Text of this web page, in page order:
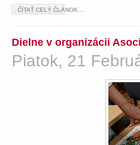
ČÍTAŤ CELÝ ČLÁNOK...
Dielne v organizácii
Piatok, 21